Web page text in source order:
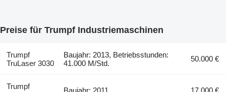
Preise für Trumpf Industriemaschinen
Trumpf
TruLaser 3030
Baujahr: 2013, Betriebsstunden:
41.000 M/Std.
50.000 €
Trumpf